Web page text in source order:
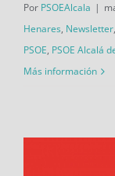
Por PSOEAlcala |
Henares, Newsletter,
PSOE, PSOE Alcalá
Más información